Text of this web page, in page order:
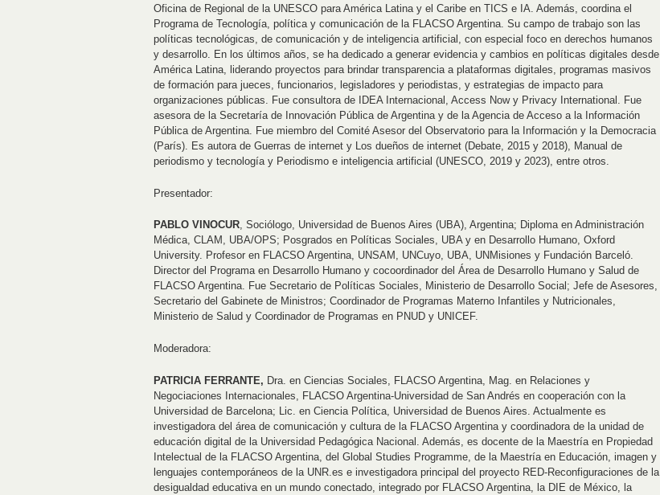
Oficina de Regional de la UNESCO para América Latina y el Caribe en TICS e IA. Además, coordina el
Programa de Tecnología, política y comunicación de la FLACSO Argentina. Su campo de trabajo son las
políticas tecnológicas, de comunicación y de inteligencia artificial, con especial foco en derechos humanos
y desarrollo. En los últimos años, se ha dedicado a generar evidencia y cambios en políticas digitales desde
América Latina, liderando proyectos para brindar transparencia a plataformas digitales, programas masivos
de formación para jueces, funcionarios, legisladores y periodistas, y estrategias de impacto para
organizaciones públicas. Fue consultora de IDEA Internacional, Access Now y Privacy International. Fue
asesora de la Secretaría de Innovación Pública de Argentina y de la Agencia de Acceso a la Información
Pública de Argentina. Fue miembro del Comité Asesor del Observatorio para la Información y la Democracia
(París). Es autora de Guerras de internet y Los dueños de internet (Debate, 2015 y 2018), Manual de
periodismo y tecnología y Periodismo e inteligencia artificial (UNESCO, 2019 y 2023), entre otros.
Presentador:
PABLO VINOCUR, Sociólogo, Universidad de Buenos Aires (UBA), Argentina; Diploma en Administración
Médica, CLAM, UBA/OPS; Posgrados en Políticas Sociales, UBA y en Desarrollo Humano, Oxford
University. Profesor en FLACSO Argentina, UNSAM, UNCuyo, UBA, UNMisiones y Fundación Barceló.
Director del Programa en Desarrollo Humano y cocoordinador del Área de Desarrollo Humano y Salud de
FLACSO Argentina. Fue Secretario de Políticas Sociales, Ministerio de Desarrollo Social; Jefe de Asesores,
Secretario del Gabinete de Ministros; Coordinador de Programas Materno Infantiles y Nutricionales,
Ministerio de Salud y Coordinador de Programas en PNUD y UNICEF.
Moderadora:
PATRICIA FERRANTE, Dra. en Ciencias Sociales, FLACSO Argentina, Mag. en Relaciones y
Negociaciones Internacionales, FLACSO Argentina-Universidad de San Andrés en cooperación con la
Universidad de Barcelona; Lic. en Ciencia Política, Universidad de Buenos Aires. Actualmente es
investigadora del área de comunicación y cultura de la FLACSO Argentina y coordinadora de la unidad de
educación digital de la Universidad Pedagógica Nacional. Además, es docente de la Maestría en Propiedad
Intelectual de la FLACSO Argentina, del Global Studies Programme, de la Maestría en Educación, imagen y
lenguajes contemporáneos de la UNR.es e investigadora principal del proyecto RED-Reconfiguraciones de la
desigualdad educativa en un mundo conectado, integrado por FLACSO Argentina, la DIE de México, la